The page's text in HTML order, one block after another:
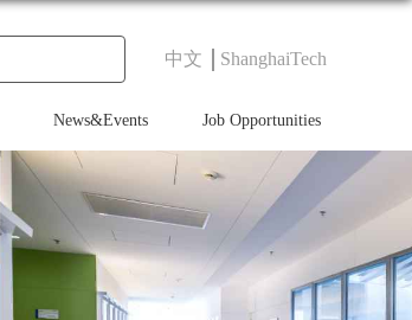
中文 ShanghaiTech
News&Events Job Opportunities